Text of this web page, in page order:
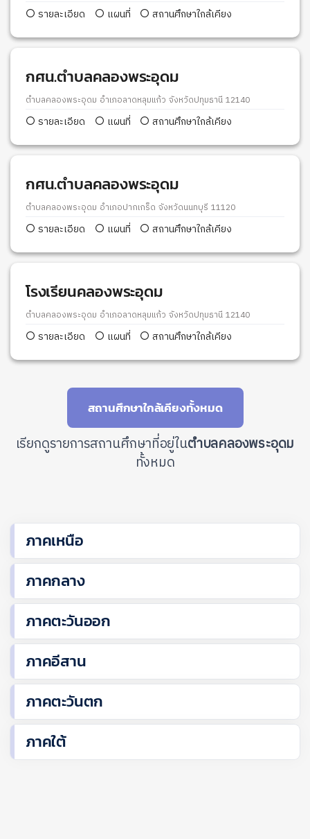
รายละเอียด แผนที่ สถานศึกษาใกล้เคียง
กศน.ตำบลคลองพระอุดม
ตำบลคลองพระอุดม อำเภอลาดหลุมแก้ว จังหวัดปทุมธานี 12140
รายละเอียด แผนที่ สถานศึกษาใกล้เคียง
กศน.ตำบลคลองพระอุดม
ตำบลคลองพระอุดม อำเภอปากเกร็ด จังหวัดนนทบุรี 11120
รายละเอียด แผนที่ สถานศึกษาใกล้เคียง
โรงเรียนคลองพระอุดม
ตำบลคลองพระอุดม อำเภอลาดหลุมแก้ว จังหวัดปทุมธานี 12140
รายละเอียด แผนที่ สถานศึกษาใกล้เคียง
สถานศึกษาใกล้เคียงทั้งหมด
เรียกดูรายการสถานศึกษาที่อยู่ในตำบลคลองพระอุดม
ทั้งหมด
ภาคเหนือ
ภาคกลาง
ภาคตะวันออก
ภาคอีสาน
ภาคตะวันตก
ภาคใต้